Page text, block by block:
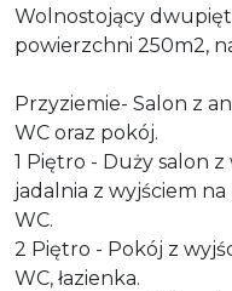
Wolnostojący
powierzchni 250m2,
Przyziemie- Salon z
WC oraz pokój.
1 Piętro - Duży salon
jadalnia z wyjściem na
WC.
2 Piętro - Pokój z
WC, łazienka.